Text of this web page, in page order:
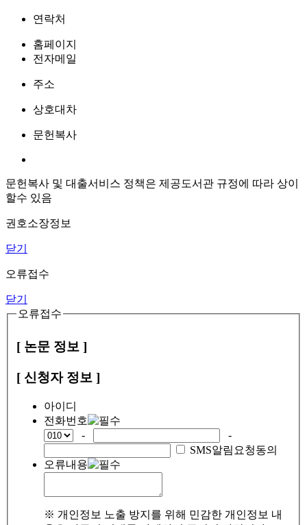
연락처
홈페이지
전자메일
주소
상호대차
문헌복사
문헌복사 및 대출서비스 정책은 제공도서관 규정에 따라 상이
할수 있음
권호소장정보
닫기
오류접수
닫기
오류접수
[ 논문 정보 ]
[ 신청자 정보 ]
아이디
전화번호
-
-
SMS알림요청동의
오류내용
※ 개인정보 노출 방지를 위해 민감한 개인정보 내